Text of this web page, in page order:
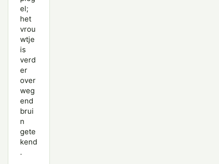
el;
het
vrou
wtje
is
verd
er
over
weg
end
brui
n
gete
kend
.